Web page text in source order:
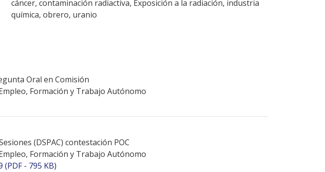
cáncer, contaminación radiactiva, Exposición a la radiación, industria
química, obrero, uranio
Oral en Comisión
Formación y Trabajo Autónomo
(DSPAC) contestación POC
Formación y Trabajo Autónomo
(PDF - 795 KB)